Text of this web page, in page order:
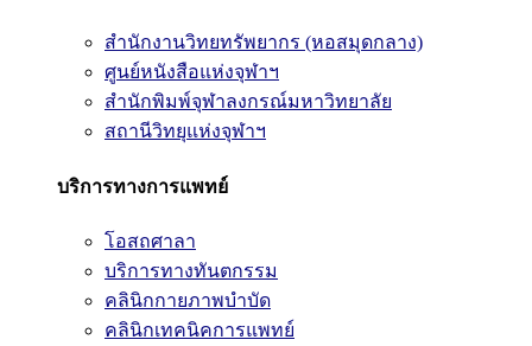
สำนักงานวิทยทรัพยากร (หอสมุดกลาง)
ศูนย์หนังสือแห่งจุฬาฯ
สำนักพิมพ์จุฬาลงกรณ์มหาวิทยาลัย
สถานีวิทยุแห่งจุฬาฯ
บริการทางการแพทย์
โอสถศาลา
บริการทางทันตกรรม
คลินิกกายภาพบำบัด
คลินิกเทคนิคการแพทย์